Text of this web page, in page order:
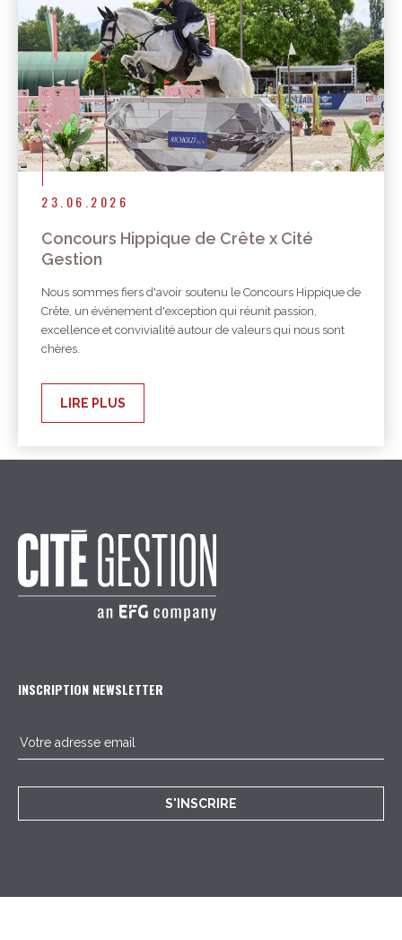
23.06.2026
Concours Hippique de Crête x Cité
Gestion
Nous sommes fiers d'avoir soutenu le Concours Hippique de
Crête, un événement d'exception qui réunit passion,
excellence et convivialité autour de valeurs qui nous sont
chères.
LIRE PLUS
INSCRIPTION NEWSLETTER
S'INSCRIRE